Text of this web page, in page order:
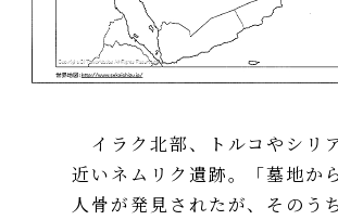
イラク北部、トルコやシリ
近いネムリク遺跡。「墓地か
人骨が発見されたが、そのう